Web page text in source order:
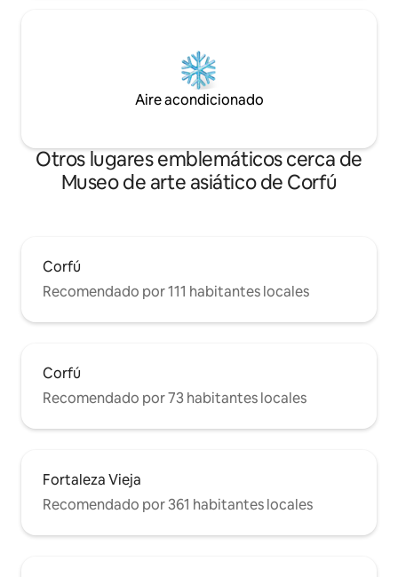
Aire acondicionado
Otros lugares emblemáticos cerca de
Museo de arte asiático de Corfú
Corfú
Recomendado por 111 habitantes locales
Corfú
Recomendado por 73 habitantes locales
Fortaleza Vieja
Recomendado por 361 habitantes locales